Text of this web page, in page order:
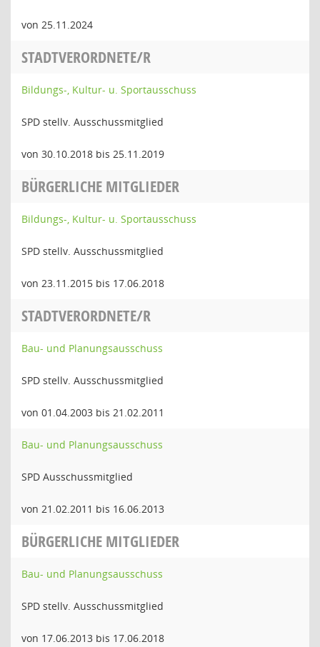
von 25.11.2024
STADTVERORDNETE/R
Bildungs-, Kultur- u. Sportausschuss
SPD stellv. Ausschussmitglied
von 30.10.2018 bis 25.11.2019
BÜRGERLICHE MITGLIEDER
Bildungs-, Kultur- u. Sportausschuss
SPD stellv. Ausschussmitglied
von 23.11.2015 bis 17.06.2018
STADTVERORDNETE/R
Bau- und Planungsausschuss
SPD stellv. Ausschussmitglied
von 01.04.2003 bis 21.02.2011
Bau- und Planungsausschuss
SPD Ausschussmitglied
von 21.02.2011 bis 16.06.2013
BÜRGERLICHE MITGLIEDER
Bau- und Planungsausschuss
SPD stellv. Ausschussmitglied
von 17.06.2013 bis 17.06.2018